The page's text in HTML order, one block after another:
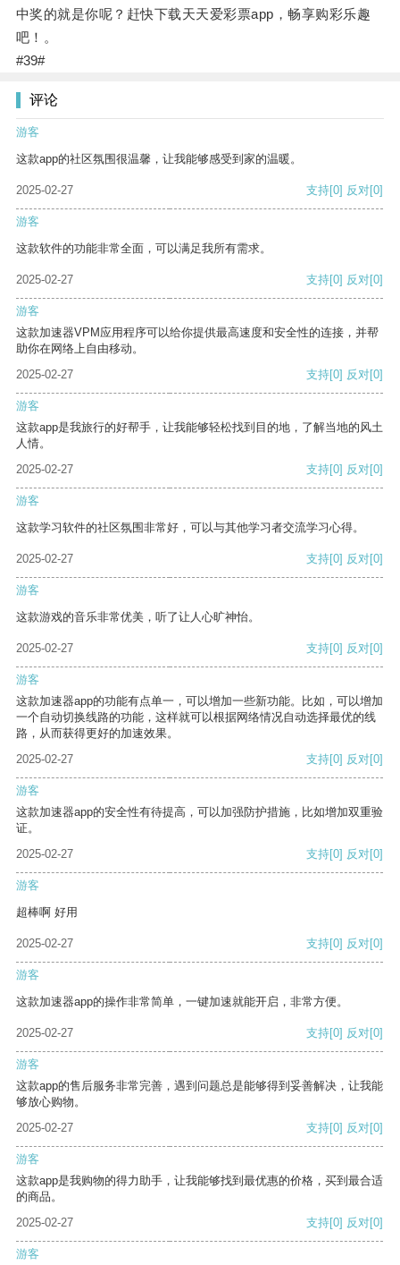
中奖的就是你呢？赶快下载天天爱彩票app，畅享购彩乐趣
吧！。
#39#
评论
游客
这款app的社区氛围很温馨，让我能够感受到家的温暖。
2025-02-27 支持[0] 反对[0]
游客
这款软件的功能非常全面，可以满足我所有需求。
2025-02-27 支持[0] 反对[0]
游客
这款加速器VPM应用程序可以给你提供最高速度和安全性的连接，并帮
助你在网络上自由移动。
2025-02-27
支持[0] 反对[0]
游客
这款app是我旅行的好帮手，让我能够轻松找到目的地，了解当地的风土
人情。
2025-02-27
支持[0] 反对[0]
游客
这款学习软件的社区氛围非常好，可以与其他学习者交流学习心得。
2025-02-27 支持[0] 反对[0]
游客
这款游戏的音乐非常优美，听了让人心旷神怡。
2025-02-27 支持[0] 反对[0]
游客
这款加速器app的功能有点单一，可以增加一些新功能。比如，可以增加
一个自动切换线路的功能，这样就可以根据网络情况自动选择最优的线
路，从而获得更好的加速效果。
2025-02-27
支持[0] 反对[0]
游客
这款加速器app的安全性有待提高，可以加强防护措施，比如增加双重验
证。
2025-02-27
支持[0] 反对[0]
游客
超棒啊 好用
2025-02-27 支持[0] 反对[0]
游客
这款加速器app的操作非常简单，一键加速就能开启，非常方便。
2025-02-27 支持[0] 反对[0]
游客
这款app的售后服务非常完善，遇到问题总是能够得到妥善解决，让我能
够放心购物。
2025-02-27
支持[0] 反对[0]
游客
这款app是我购物的得力助手，让我能够找到最优惠的价格，买到最合适
的商品。
2025-02-27
支持[0] 反对[0]
游客